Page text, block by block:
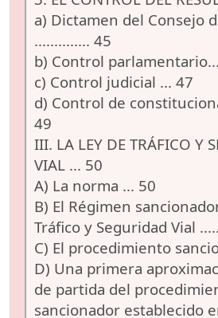
a) Dictamen del Consejo
.............. 45
b) Control
c) Control judicial ... 47
d) Control de
49
III. LA LEY DE TRÁFICO Y
VIAL ... 50
A) La norma ... 50
B) El Régimen
Tráfico y Seguridad Vial
C) El procedimiento
D) Una primera
de partida del
sancionador establecido